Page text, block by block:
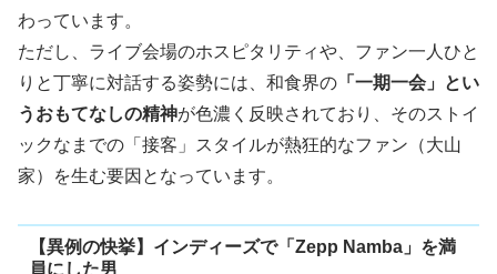
わっています。
ただし、ライブ会場のホスピタリティや、ファン一人ひと
りと丁寧に対話する姿勢には、和食界の 「一期一会」とい
うおもてなしの精神が色濃く反映されており、そのストイ
ックなまでの「接客」スタイルが熱狂的なファン（大山
家）を生む要因となっています。
【異例の快挙】インディーズで「Zepp Namba」を満
員にした男